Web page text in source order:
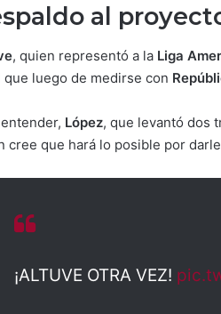
al
, quien representó a la Liga
que luego de medirse con
López, que levantó dos
cree que hará lo posible por
¡ALTUVE OTRA VEZ!